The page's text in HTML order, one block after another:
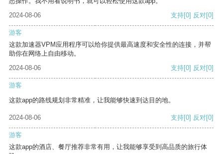
2024-08-06
支持[0] 反对[0]
游客
这款加速器VPM应用程序可以给你提供最高速度和安全性的连接，并帮
助你在网络上自由移动。
2024-08-06
支持[0] 反对[0]
游客
这款app的路线规划非常精准，让我能够快速到达目的地。
2024-08-06 支持[0] 反对[0]
游客
这款app的酒店、餐厅推荐非常有用，让我能够享受到高品质的旅行体